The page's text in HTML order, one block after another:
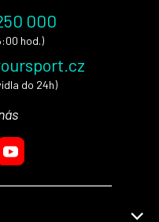
000
hod.)
do 24h)